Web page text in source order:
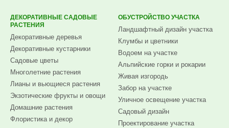
ДЕКОРАТИВНЫЕ САДОВЫЕ
РАСТЕНИЯ
Декоративные деревья
Декоративные кустарники
Садовые цветы
Многолетние растения
Лианы и вьющиеся растения
Экзотические фрукты и овощи
Домашние растения
Флористика и декор
ОБУСТРОЙСТВО УЧАСТКА
Ландшафтный дизайн участка
Клумбы и цветники
Водоем на участке
Альпийские горки и рокарии
Живая изгородь
Забор на участке
Уличное освещение участка
Садовый дизайн
Проектирование участка